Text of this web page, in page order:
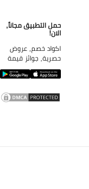
حمل التطبيق مجاناً,
الان!
اكواد خصم, عروض
حصرية, جوائز قيمة